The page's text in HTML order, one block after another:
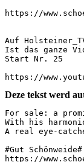
https://
Auf
Ist das ganze
Start Nr. 25
https://
Deze tekst werd
For sale: a
With his
A real eye-
#Gut
https://